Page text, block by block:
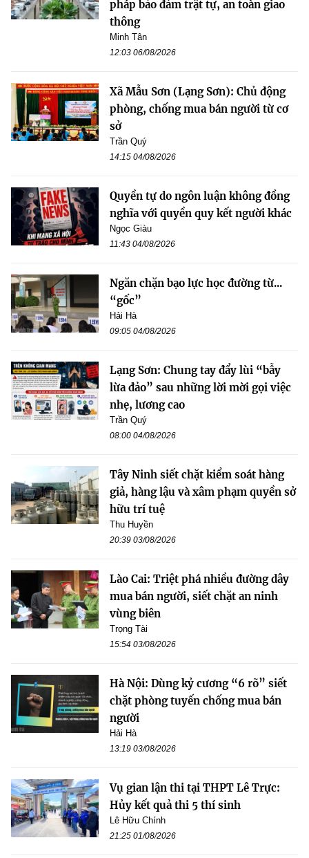
pháp bảo đảm trật tự, an toàn giao
thông
Minh Tân
12:03 06/08/2026
Xã Mẫu Sơn (Lạng Sơn): Chủ động
phòng, chống mua bán người từ cơ
sở
Trần Quý
14:15 04/08/2026
Quyền tự do ngôn luận không đồng
nghĩa với quyền quy kết người khác
Ngọc Giàu
11:43 04/08/2026
Ngăn chặn bạo lực học đường từ...
“gốc”
Hải Hà
09:05 04/08/2026
Lạng Sơn: Chung tay đẩy lùi “bẫy
lừa đảo” sau những lời mời gọi việc
nhẹ, lương cao
Trần Quý
08:00 04/08/2026
Tây Ninh siết chặt kiểm soát hàng
giả, hàng lậu và xâm phạm quyền sở
hữu trí tuệ
Thu Huyền
20:39 03/08/2026
Lào Cai: Triệt phá nhiều đường dây
mua bán người, siết chặt an ninh
vùng biên
Trọng Tài
15:54 03/08/2026
Hà Nội: Dùng kỷ cương “6 rõ” siết
chặt phòng tuyến chống mua bán
người
Hải Hà
13:19 03/08/2026
Vụ gian lận thi tại THPT Lê Trực:
Hủy kết quả thi 5 thí sinh
Lê Hữu Chính
21:25 01/08/2026